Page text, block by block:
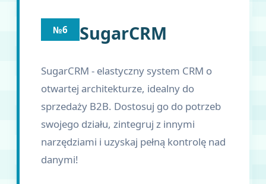
№6 SugarCRM
SugarCRM - elastyczny system CRM o
otwartej architekturze, idealny do
sprzedaży B2B. Dostosuj go do potrzeb
swojego działu, zintegruj z innymi
narzędziami i uzyskaj pełną kontrolę nad
danymi!